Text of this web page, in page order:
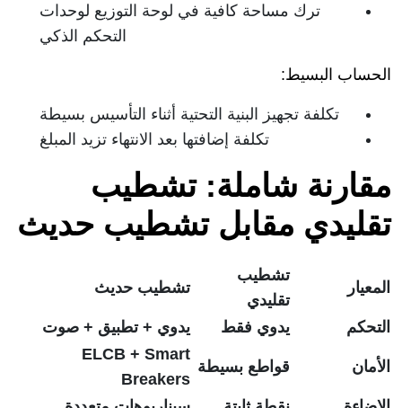
ترك مساحة كافية في لوحة التوزيع لوحدات
التحكم الذكي
الحساب البسيط:
تكلفة تجهيز البنية التحتية أثناء التأسيس بسيطة
تكلفة إضافتها بعد الانتهاء تزيد المبلغ
مقارنة شاملة: تشطيب
تقليدي مقابل تشطيب حديث
المعيار
تشطيب
تقليدي
تشطيب حديث
التحكم يدوي فقط يدوي + تطبيق + صوت
الأمان قواطع بسيطة
ELCB + Smart
Breakers